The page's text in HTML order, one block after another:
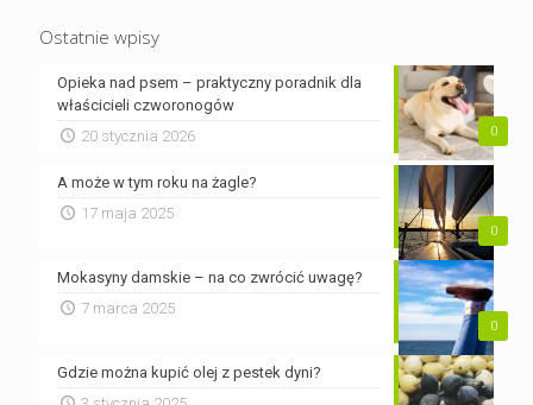
Ostatnie wpisy
0
Opieka nad psem – praktyczny poradnik dla
właścicieli czworonogów
20 stycznia 2026
0
A może w tym roku na żagle?
17 maja 2025
0
Mokasyny damskie – na co zwrócić uwagę?
7 marca 2025
Gdzie można kupić olej z pestek dyni?